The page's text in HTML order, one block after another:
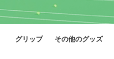
グリップ その他のグッズ